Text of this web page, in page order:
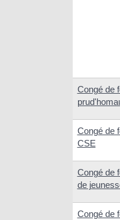
Congé de
Congé de
CSE
Congé de
de
Congé de